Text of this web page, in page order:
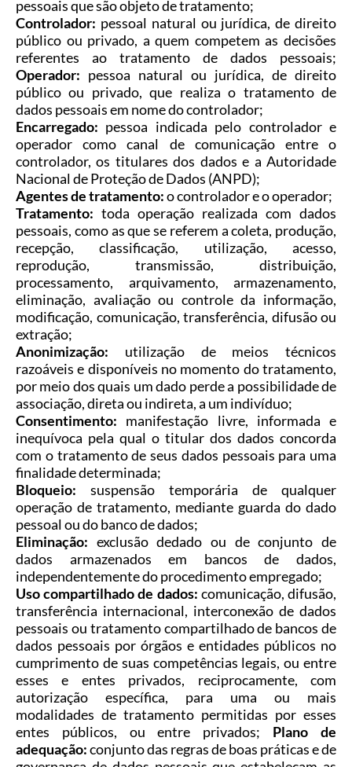
pessoais que são objeto de tratamento;
Controlador: pessoal natural ou jurídica, de direito
público ou privado, a quem competem as decisões
referentes ao tratamento de dados pessoais;
Operador: pessoa natural ou jurídica, de direito
público ou privado, que realiza o tratamento de
dados pessoais em nome do controlador;
Encarregado: pessoa indicada pelo controlador e
operador como canal de comunicação entre o
controlador, os titulares dos dados e a Autoridade
Nacional de Proteção de Dados (ANPD);
Agentes de tratamento:o controlador e o operador;
Tratamento: toda operação realizada com dados
pessoais, como as que se referem a coleta, produção,
recepção, classificação, utilização, acesso,
reprodução, transmissão, distribuição,
processamento, arquivamento, armazenamento,
eliminação, avaliação ou controle da informação,
modificação, comunicação, transferência, difusão ou
extração;
Anonimização: utilização de meios técnicos
razoáveis e disponíveis no momento do tratamento,
por meio dos quais um dado perde a possibilidade de
associação, direta ou indireta, a um indivíduo;
Consentimento: manifestação livre, informada e
inequívoca pela qual o titular dos dados concorda
com o tratamento de seus dados pessoais para uma
finalidade determinada;
Bloqueio: suspensão temporária de qualquer
operação de tratamento, mediante guarda do dado
pessoal ou do banco de dados;
Eliminação: exclusão dedado ou de conjunto de
dados armazenados em bancos de dados,
independentemente do procedimento empregado;
Uso compartilhado de dados: comunicação, difusão,
transferência internacional, interconexão de dados
pessoais ou tratamento compartilhado de bancos de
dados pessoais por órgãos e entidades públicos no
cumprimento de suas competências legais, ou entre
esses e entes privados, reciprocamente, com
autorização específica, para uma ou mais
modalidades de tratamento permitidas por esses
entes públicos, ou entre privados; Plano de
adequação:conjunto das regras de boas práticas e de